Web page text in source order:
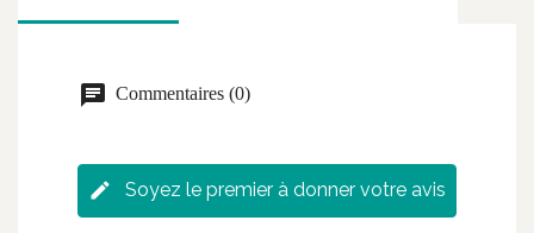
Commentaires (0)
Soyez le premier à donner votre avis